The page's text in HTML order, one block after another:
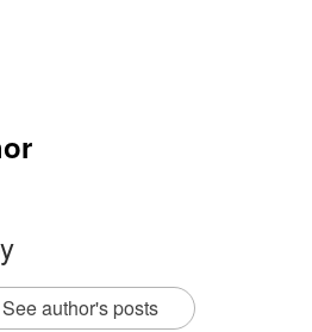
See author's posts